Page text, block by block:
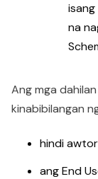
na
Ang mga
kinabibilangan
hindi
ang End